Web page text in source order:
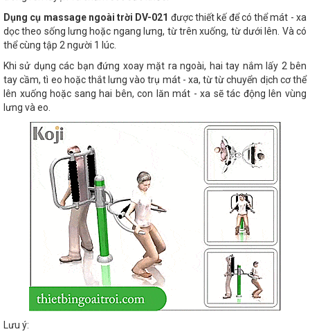
Dụng cụ massage ngoài trời DV-021 được thiết kế để có thể mát - xa
dọc theo sống lưng hoặc ngang lưng, từ trên xuống, từ dưới lên. Và có
thể cùng tập 2 người 1 lúc.
Khi sử dụng các bạn đứng xoay mặt ra ngoài, hai tay nắm lấy 2 bên
tay cầm, tì eo hoặc thắt lưng vào trụ mát - xa, từ từ chuyển dịch cơ thể
lên xuống hoặc sang hai bên, con lăn mát - xa sẽ tác động lên vùng
lưng và eo.
Lưu ý: